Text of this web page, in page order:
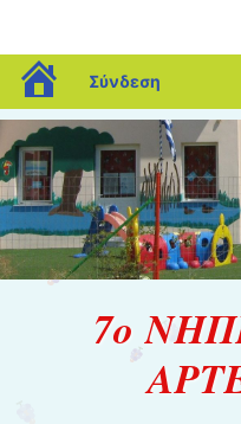
blogs.sch.gr
Σύνδεση
7o